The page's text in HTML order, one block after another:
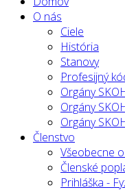
O nás
Ciele
História
Stanovy
Profesijný
Orgány
Orgány
Orgány
Členstvo
Všeobecne
Členské
Prihláška -